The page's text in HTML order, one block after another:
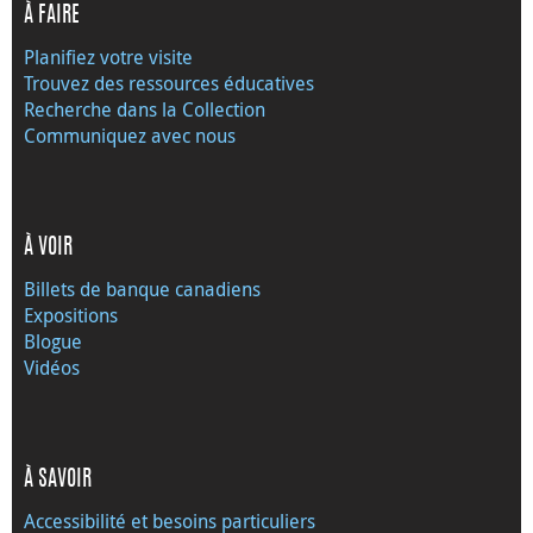
À FAIRE
Planifiez votre visite
Trouvez des ressources éducatives
Recherche dans la Collection
Communiquez avec nous
À VOIR
Billets de banque canadiens
Expositions
Blogue
Vidéos
À SAVOIR
Accessibilité et besoins particuliers